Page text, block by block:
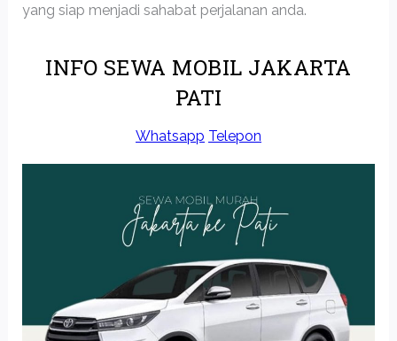
yang siap menjadi sahabat perjalanan anda.
INFO SEWA MOBIL JAKARTA
PATI
Whatsapp Telepon